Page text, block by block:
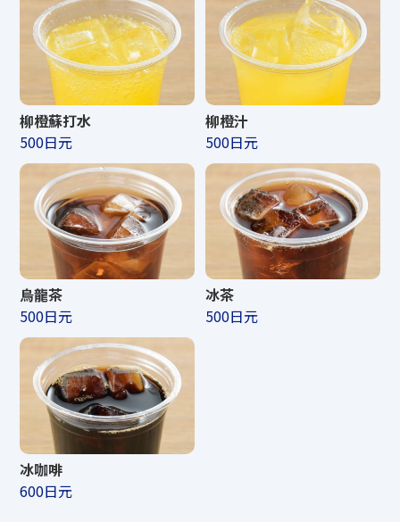
柳橙蘇打水
500日元
柳橙汁
500日元
烏龍茶
500日元
冰茶
500日元
冰咖啡
600日元
營業時間
TENGUU CAFE &
SHOP
營業期間
3日（星期二·假日）